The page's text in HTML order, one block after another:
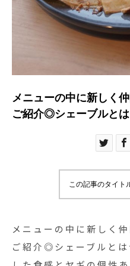
メニューの中に新しく
ご紹介◎シェーブルと
のヤギのチーズに合う
をかけて甘さとほのか
ープ#シェーブル#松江
この記事のタイト
メニューの中に新しく
ご紹介◎シェーブルと